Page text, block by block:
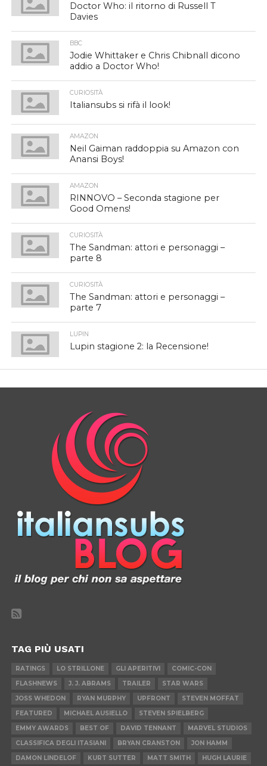
Doctor Who: il ritorno di Russell T
Davies
BBC
Jodie Whittaker e Chris Chibnall dicono
addio a Doctor Who!
CURIOSITÀ
Italiansubs si rifà il look!
AMAZON
Neil Gaiman raddoppia su Amazon con
Anansi Boys!
AMAZON
RINNOVO – Seconda stagione per
Good Omens!
CURIOSITÀ
The Sandman: attori e personaggi –
parte 8
CURIOSITÀ
The Sandman: attori e personaggi –
parte 7
LUPIN
Lupin stagione 2: la Recensione!
TAG PIÙ USATI
RATINGS LO STRILLONE GLI APERITIVI
COMIC-CON
FLASHNEWS
J. J. ABRAMS TRAILER
STAR WARS
JOSS WHEDON
RYAN MURPHY UPFRONT
STEVEN MOFFAT
FEATURED
MICHAEL AUSIELLO
STEVEN SPIELBERG
EMMY AWARDS
BEST OF DAVID TENNANT
MARVEL STUDIOS
CLASSIFICA DEGLI ITASIANI
BRYAN CRANSTON
JON HAMM
DAMON LINDELOF
KURT SUTTER MATT SMITH HUGH LAURIE